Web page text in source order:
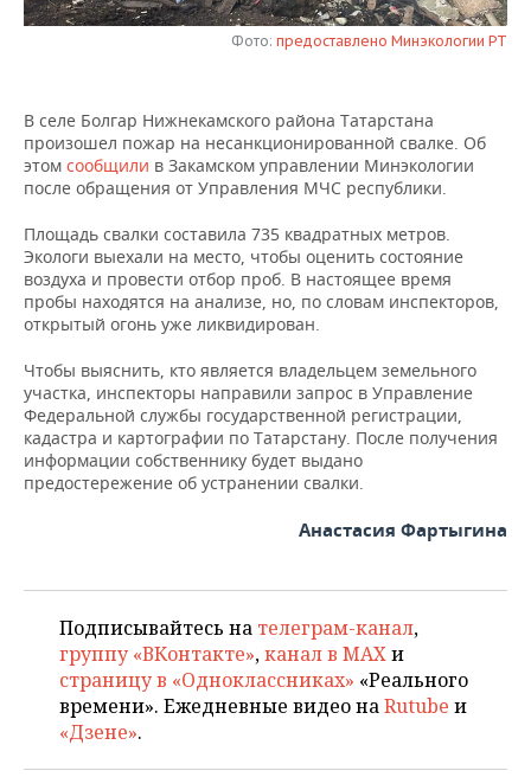
ТЕЛЕКОММУНИКАЦИИ
БИЗНЕС-БРАНЧИ
ОТКРЫТАЯ ЛЕКЦИЯ
ФУТБОЛ
БАСКЕТБОЛ
ВОЛЕЙБОЛ
КИБЕРСПОРТ
ФИГУРНОЕ КАТАНИЕ
ХОККЕЙ С МЯЧОМ
НОВОСТИ ОБЩЕСТВА
ИНФРАСТРУКТУРА
ИСТОРИЯ
КУЛЬТУРА
МЕДИЦИНА
ПРОИСШЕСТВИЯ
ФОТОГАЛЕРЕЯ
СПРАВОЧНИК
СПИСОК ПЕРСОН
СПИСОК КОМПАНИЙ
ПОЛНАЯ ВЕРСИЯ
Фото: предоставлено Минэкологии РТ
В селе Болгар Нижнекамского района Татарстана
произошел пожар на несанкционированной свалке. Об
этом сообщили в Закамском управлении Минэкологии
после обращения от Управления МЧС республики.
Площадь свалки составила 735 квадратных метров.
Экологи выехали на место, чтобы оценить состояние
воздуха и провести отбор проб. В настоящее время
пробы находятся на анализе, но, по словам инспекторов,
открытый огонь уже ликвидирован.
Чтобы выяснить, кто является владельцем земельного
участка, инспекторы направили запрос в Управление
Федеральной службы государственной регистрации,
кадастра и картографии по Татарстану. После получения
информации собственнику будет выдано
предостережение об устранении свалки.
Анастасия Фартыгина
Подписывайтесь на телеграм-канал,
группу «ВКонтакте»,канал в MAXи
страницу в «Одноклассниках» «Реального
времени». Ежедневные видео наRutube и
«Дзене».